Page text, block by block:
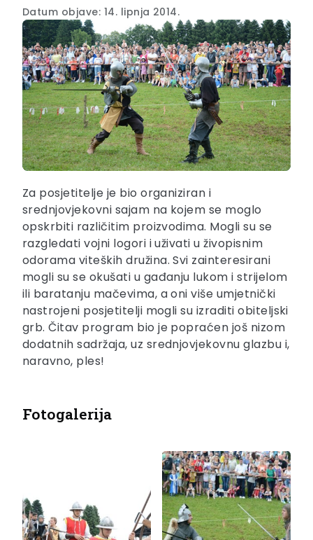
Datum objave: 14. lipnja 2014.
Za posjetitelje je bio organiziran i
srednjovjekovni sajam na kojem se moglo
opskrbiti različitim proizvodima. Mogli su se
razgledati vojni logori i uživati u živopisnim
odorama viteških družina. Svi zainteresirani
mogli su se okušati u gađanju lukom i strijelom
ili baratanju mačevima, a oni više umjetnički
nastrojeni posjetitelji mogli su izraditi obiteljski
grb. Čitav program bio je popraćen još nizom
dodatnih sadržaja, uz srednjovjekovnu glazbu i,
naravno, ples!
Fotogalerija